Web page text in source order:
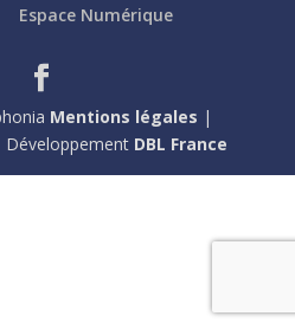
Espace Numérique
Mentions légales |
DBL France